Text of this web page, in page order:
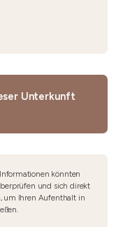
Unterkunft
könnten
und sich direkt
um Ihren Aufenthalt in